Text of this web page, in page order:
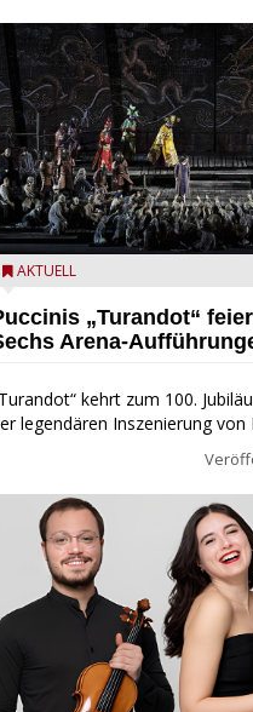
Turandot in der Arena von
AKTUELL
„Turandot“
Arena-
kehrt zum 100.
legendären Inszenierung von